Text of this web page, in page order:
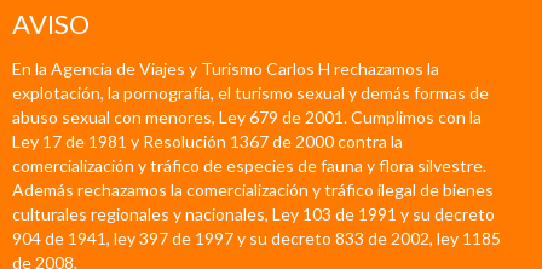
AVISO
En la Agencia de Viajes y Turismo Carlos H rechazamos la
explotación, la pornografía, el turismo sexual y demás formas de
abuso sexual con menores, Ley 679 de 2001. Cumplimos con la
Ley 17 de 1981 y Resolución 1367 de 2000 contra la
comercialización y tráfico de especies de fauna y flora silvestre.
Además rechazamos la comercialización y tráfico ilegal de bienes
culturales regionales y nacionales, Ley 103 de 1991 y su decreto
904 de 1941, ley 397 de 1997 y su decreto 833 de 2002, ley 1185
de 2008.